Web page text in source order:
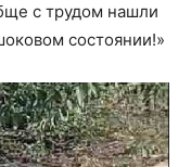
с трудом нашли
состоянии!»